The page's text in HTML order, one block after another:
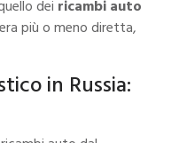
dei ricambi auto
più o meno diretta,
in Russia: